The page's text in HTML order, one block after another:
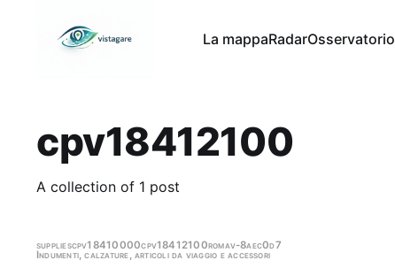
La mappaRadarOsservatorio
cpv18412100
A collection of 1 post
suppliescpv18410000cpv18412100romav-8aec0d7
Indumenti, calzature, articoli da viaggio e accessori